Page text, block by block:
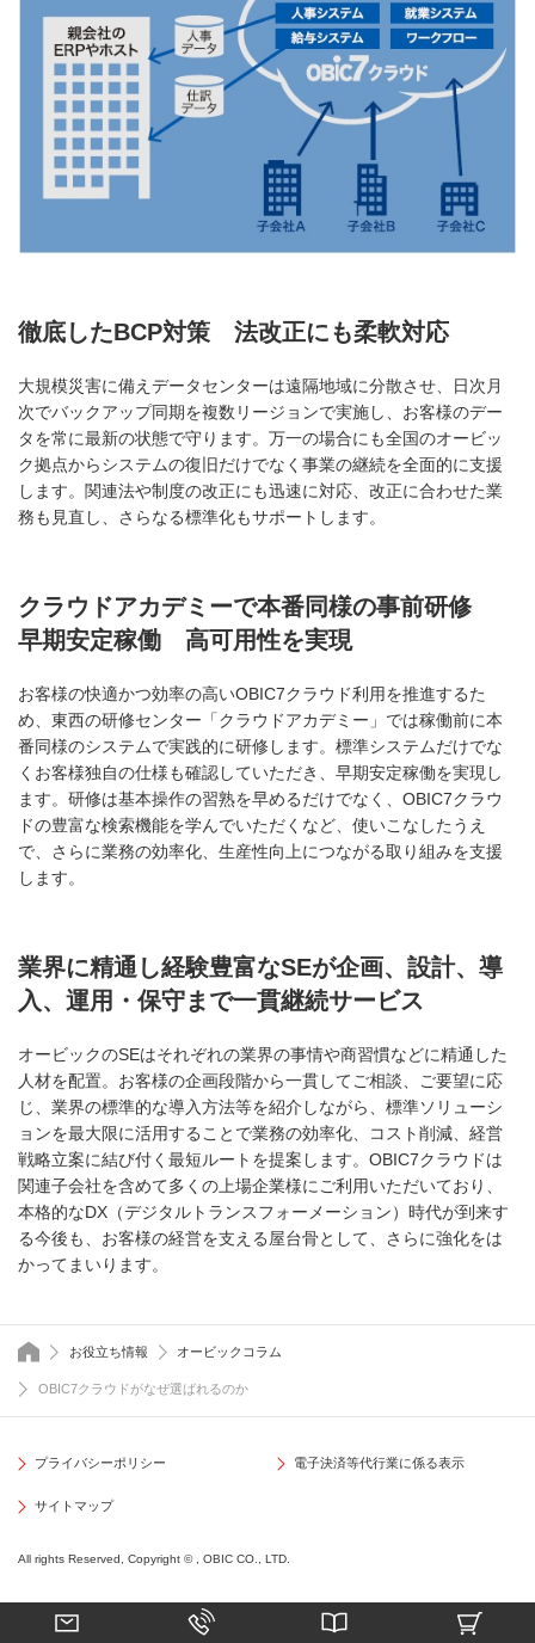
徹底したBCP対策 法改正にも柔軟対応
大規模災害に備えデータセンターは遠隔地域に分散させ、日次月
次でバックアップ同期を複数リージョンで実施し、お客様のデー
タを常に最新の状態で守ります。万一の場合にも全国のオービッ
ク拠点からシステムの復旧だけでなく事業の継続を全面的に支援
します。関連法や制度の改正にも迅速に対応、改正に合わせた業
務も見直し、さらなる標準化もサポートします。
クラウドアカデミーで本番同様の事前研修
早期安定稼働 高可用性を実現
お客様の快適かつ効率の高いOBIC7クラウド利用を推進するた
め、東西の研修センター「クラウドアカデミー」では稼働前に本
番同様のシステムで実践的に研修します。標準システムだけでな
くお客様独自の仕様も確認していただき、早期安定稼働を実現し
ます。研修は基本操作の習熟を早めるだけでなく、OBIC7クラウ
ドの豊富な検索機能を学んでいただくなど、使いこなしたうえ
で、さらに業務の効率化、生産性向上につながる取り組みを支援
します。
業界に精通し経験豊富なSEが企画、設計、導
入、運用・保守まで一貫継続サービス
オービックのSEはそれぞれの業界の事情や商習慣などに精通した
人材を配置。お客様の企画段階から一貫してご相談、ご要望に応
じ、業界の標準的な導入方法等を紹介しながら、標準ソリューシ
ョンを最大限に活用することで業務の効率化、コスト削減、経営
戦略立案に結び付く最短ルートを提案します。OBIC7クラウドは
関連子会社を含めて多くの上場企業様にご利用いただいており、
本格的なDX（デジタルトランスフォーメーション）時代が到来す
る今後も、お客様の経営を支える屋台骨として、さらに強化をは
かってまいります。
トップページ
お役立ち情報 オービックコラム
OBIC7クラウドがなぜ選ばれるのか
プライバシーポリシー 電子決済等代行業に係る表示
サイトマップ
All rights Reserved, Copyright © , OBIC CO., LTD.